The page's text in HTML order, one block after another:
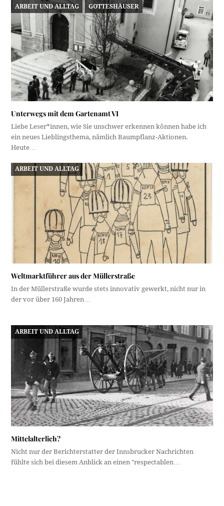
ARBEIT UND ALLTAG GOTTESHÄUSER
Unterwegs mit dem Gartenamt VI
Liebe Leser*innen, wie Sie unschwer erkennen können habe ich
ein neues Lieblingsthema, nämlich Baumpflanz-Aktionen.
Heute…
ARBEIT UND ALLTAG
Weltmarktführer aus der Müllerstraße
In der Müllerstraße wurde stets innovativ gewerkt, nicht nur in
der vor über 160 Jahren…
ARBEIT UND ALLTAG
Mittelalterlich?
Nicht nur der Berichterstatter der Innsbrucker Nachrichten
fühlte sich bei diesem Anblick an einen "respectablen…